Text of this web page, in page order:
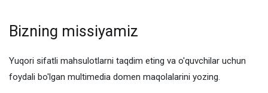
Bizning missiyamiz
Yuqori sifatli mahsulotlarni taqdim eting va o'quvchilar uchun
foydali bo'lgan multimedia domen maqolalarini yozing.